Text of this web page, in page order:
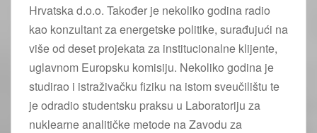
Hrvatska d.o.o. Također je nekoliko godina radio
kao konzultant za energetske politike, surađujući na
više od deset projekata za institucionalne klijente,
uglavnom Europsku komisiju. Nekoliko godina je
studirao i istraživačku fiziku na istom sveučilištu te
je odradio studentsku praksu u Laboratoriju za
nuklearne analitičke metode na Zavodu za